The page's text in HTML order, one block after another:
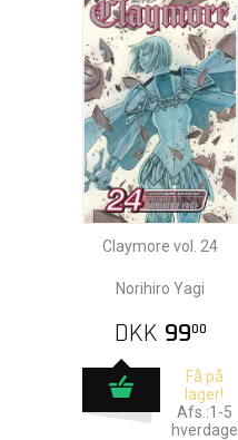
Claymore vol. 24
Norihiro Yagi
DKK 9900
Få på
lager!
Afs.:1-5
hverdage